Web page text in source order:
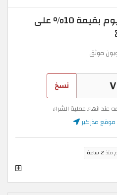
كوبون خصم مذركير اليوم بقيمة 10% على
موثق
نسخ
انهاء عملية الشراء
موقع مذركير
منذ 2 ساعة